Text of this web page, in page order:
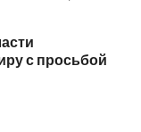
с просьбой